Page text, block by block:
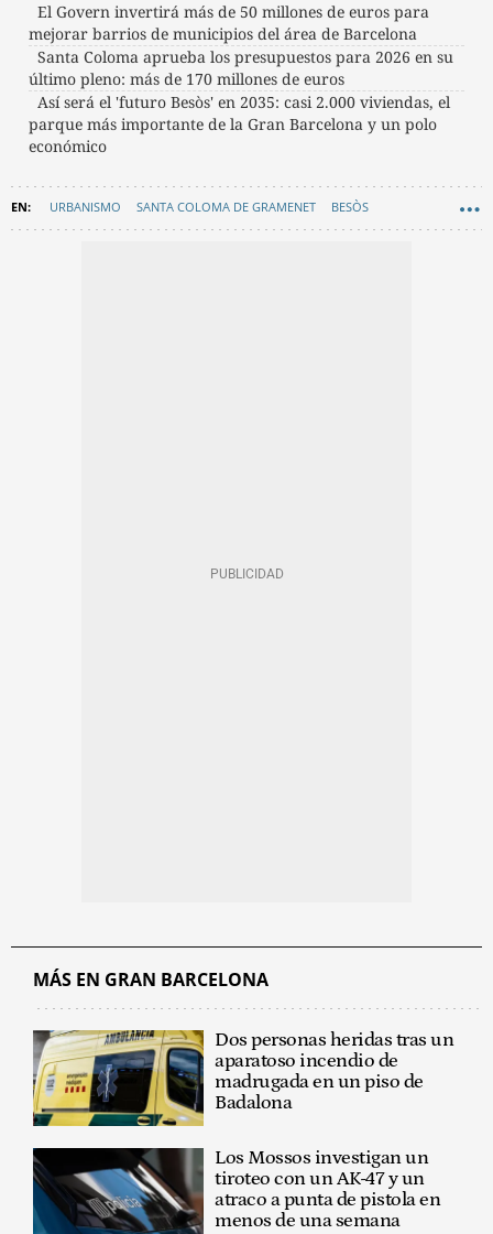
El Govern invertirá más de 50 millones de euros para
mejorar barrios de municipios del área de Barcelona
Santa Coloma aprueba los presupuestos para 2026 en su
último pleno: más de 170 millones de euros
Así será el 'futuro Besòs' en 2035: casi 2.000 viviendas, el
parque más importante de la Gran Barcelona y un polo
económico
URBANISMO SANTA COLOMA DE GRAMENET BESÒS
MÁS EN GRAN BARCELONA
Dos personas heridas tras un
aparatoso incendio de
madrugada en un piso de
Badalona
Los Mossos investigan un
tiroteo con un AK-47 y un
atraco a punta de pistola en
menos de una semana